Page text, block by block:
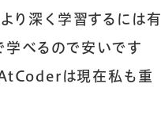
り深く学習するには有
学べるので安いです
AtCoderは現在私も重